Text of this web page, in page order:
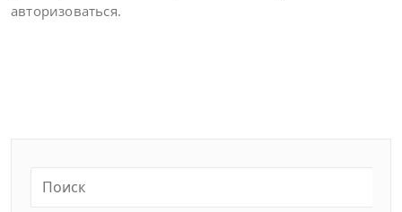
авторизоваться.